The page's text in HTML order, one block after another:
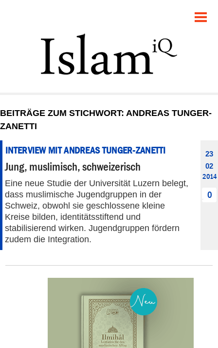
GESELLSCHAFT
STARTSEITE
DEBATTE
PANORAMA
BEITRÄGE ZUM STICHWORT: ANDREAS TUNGER-
ZANETTI
INTERVIEW MIT ANDREAS TUNGER-ZANETTI
Jung, muslimisch, schweizerisch
Eine neue Studie der Universität Luzern belegt,
dass muslimische Jugendgruppen in der
Schweiz, obwohl sie geschlossene kleine
Kreise bilden, identitätsstiftend und
stabilisierend wirken. Jugendgruppen fördern
zudem die Integration.
23
02
2014
0